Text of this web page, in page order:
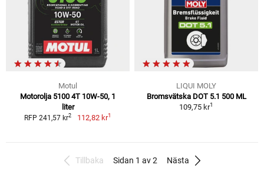
Motul
Motorolja 5100 4T 10W-50, 1
liter
RFP 241,57 kr2 112,82 kr1
LIQUI MOLY
Bromsvätska DOT 5.1 500 ML
109,75 kr1
Tillbaka Sidan 1 av 2 Nästa